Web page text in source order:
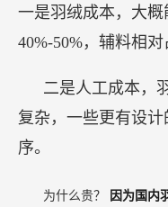
一是羽绒成本，大
40%-50%，辅料相对
二是人工成本，
复杂，一些更有设
序。
为什么贵？ 因为国内